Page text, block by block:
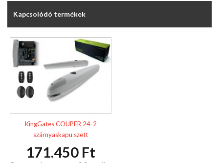
Kapcsolódó termékek
KingGates COUPER 24-2
szárnyaskapu szett
171.450 Ft